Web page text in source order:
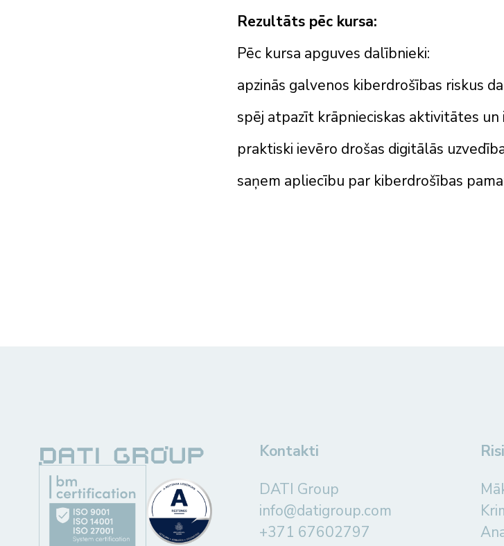
Rezultāts pēc kursa:
Pēc kursa apguves dalībnieki:
apzinās galvenos kiberdrošības riskus
spēj atpazīt krāpnieciskas aktivitātes un
praktiski ievēro drošas digitālās
saņem apliecību par kiberdrošības
Kontakti
DATI Group
info@datigroup.com
+371 67602797